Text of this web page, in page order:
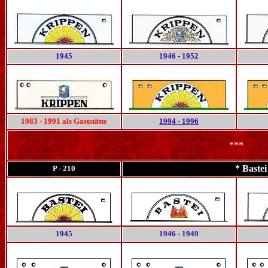
1945 1946 - 1952
1983 - 1991 als Gaststätte 1994 - 1996
***
P - 210 *
1945 1946 - 1949